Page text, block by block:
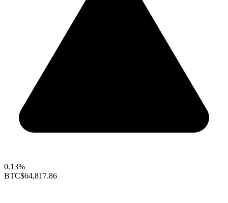
0.13%
BTC$64,817.86